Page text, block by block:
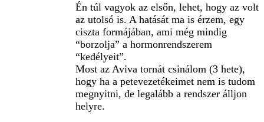
Én túl vagyok az elsőn, lehet, hogy az volt
az utolsó is. A hatását ma is érzem, egy
ciszta formájában, ami még mindig
“borzolja” a hormonrendszerem
“kedélyeit”.
Most az Aviva tornát csinálom (3 hete),
hogy ha a petevezetékeimet nem is tudom
megnyitni, de legalább a rendszer álljon
helyre.